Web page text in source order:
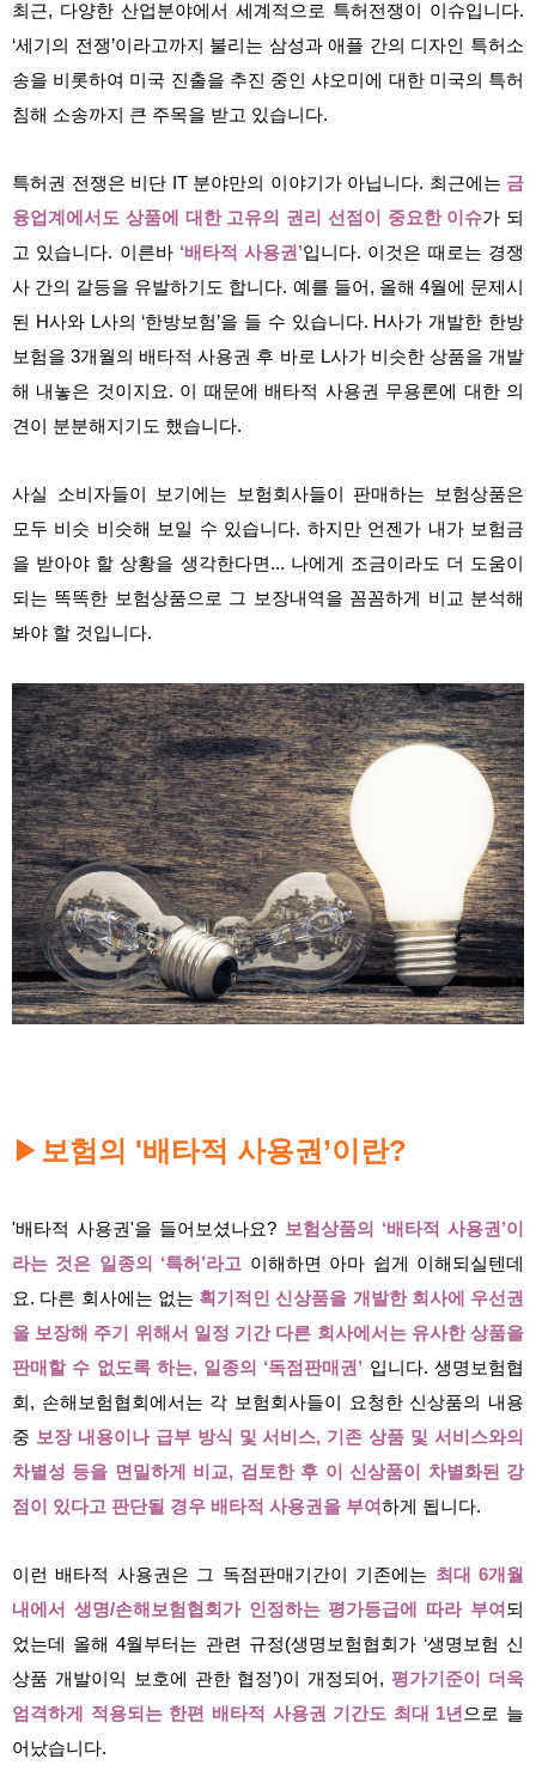
최근, 다양한 산업분야에서 세계적으로 특허전쟁이 이슈입니다.
‘세기의 전쟁’이라고까지 불리는 삼성과 애플 간의 디자인 특허소
송을 비롯하여 미국 진출을 추진 중인 샤오미에 대한 미국의 특허
침해 소송까지 큰 주목을 받고 있습니다.
특허권 전쟁은 비단 IT 분야만의 이야기가 아닙니다. 최근에는 금
융업계에서도 상품에 대한 고유의 권리 선점이 중요한 이슈가 되
고 있습니다. 이른바‘배타적 사용권’입니다. 이것은 때로는 경쟁
사 간의 갈등을 유발하기도 합니다. 예를 들어, 올해 4월에 문제시
된 H사와 L사의 ‘한방보험’을 들 수 있습니다. H사가 개발한 한방
보험을 3개월의 배타적 사용권 후 바로 L사가 비슷한 상품을 개발
해 내놓은 것이지요. 이 때문에 배타적 사용권 무용론에 대한 의
견이 분분해지기도 했습니다.
사실 소비자들이 보기에는 보험회사들이 판매하는 보험상품은
모두 비슷 비슷해 보일 수 있습니다. 하지만 언젠가 내가 보험금
을 받아야 할 상황을 생각한다면... 나에게 조금이라도 더 도움이
되는 똑똑한 보험상품으로 그 보장내역을 꼼꼼하게 비교 분석해
봐야 할 것입니다.
▶보험의 '배타적 사용권’이란?
'배타적 사용권'을 들어보셨나요? 보험상품의 ‘배타적 사용권’이
라는 것은 일종의 ‘특허’라고
이해하면 아마 쉽게 이해되실텐데
요. 다른 회사에는 없는 획기적인 신상품을 개발한 회사에 우선권
을 보장해 주기 위해서 일정 기간 다른 회사에서는 유사한 상품을
판매할 수 없도록 하는, 일종의 ‘독점판매권’ 입니다. 생명보험협
회, 손해보험협회에서는 각 보험회사들이 요청한 신상품의 내용
중 보장 내용이나 급부 방식 및 서비스, 기존 상품 및 서비스와의
차별성 등을 면밀하게 비교, 검토한 후 이 신상품이 차별화된 강
점이 있다고 판단될 경우 배타적 사용권을 부여하게 됩니다.
이런 배타적 사용권은 그 독점판매기간이 기존에는 최대 6개월
내에서 생명/손해보험협회가 인정하는 평가등급에 따라 부여 되
었는데 올해 4월부터는 관련 규정(생명보험협회가 ‘생명보험 신
상품 개발이익 보호에 관한 협정’)이 개정되어,평가기준이 더욱
엄격하게 적용되는 한편 배타적 사용권 기간도 최대 1년 으로 늘
어났습니다.